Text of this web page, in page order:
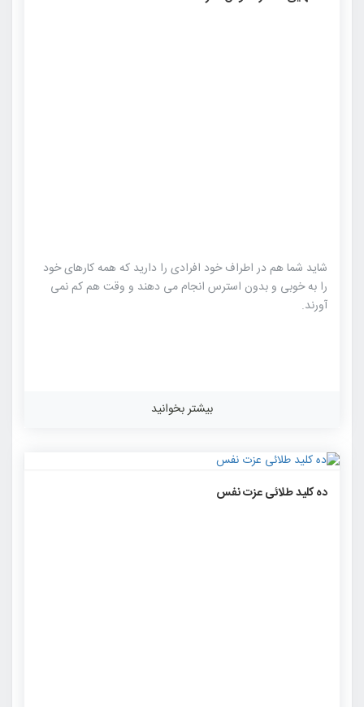
شاید شما هم در اطراف خود افرادی را دارید که همه کارهای خود
را به خوبی و بدون استرس انجام می دهند و وقت هم کم نمی
آورند.
بیشتر بخوانید
ده کلید طلائی عزت نفس